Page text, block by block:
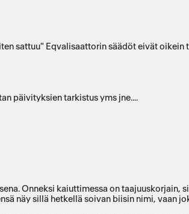
sattuu" Eqvalisaattorin säädöt eivät oikein
päivityksien tarkistus yms jne....
Onneksi kaiuttimessa on taajuuskorjain,
näy sillä hetkellä soivan biisin nimi, vaan